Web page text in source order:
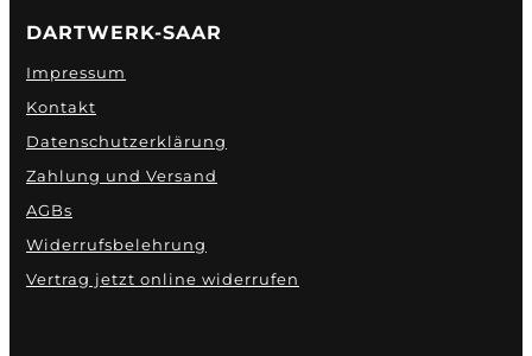
DARTWERK-SAAR
Impressum
Kontakt
Datenschutzerklärung
Zahlung und Versand
AGBs
Widerrufsbelehrung
Vertrag jetzt online widerrufen